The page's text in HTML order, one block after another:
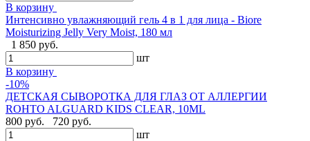
В корзину
Интенсивно увлажняющий гель 4 в 1 для лица - Biore
Moisturizing Jelly Very Moist, 180 мл
1 850 руб.
шт
В корзину
-10%
ДЕТСКАЯ СЫВОРОТКА ДЛЯ ГЛАЗ ОТ АЛЛЕРГИИ
ROHTO ALGUARD KIDS CLEAR, 10ML
800 руб.
720 руб.
шт